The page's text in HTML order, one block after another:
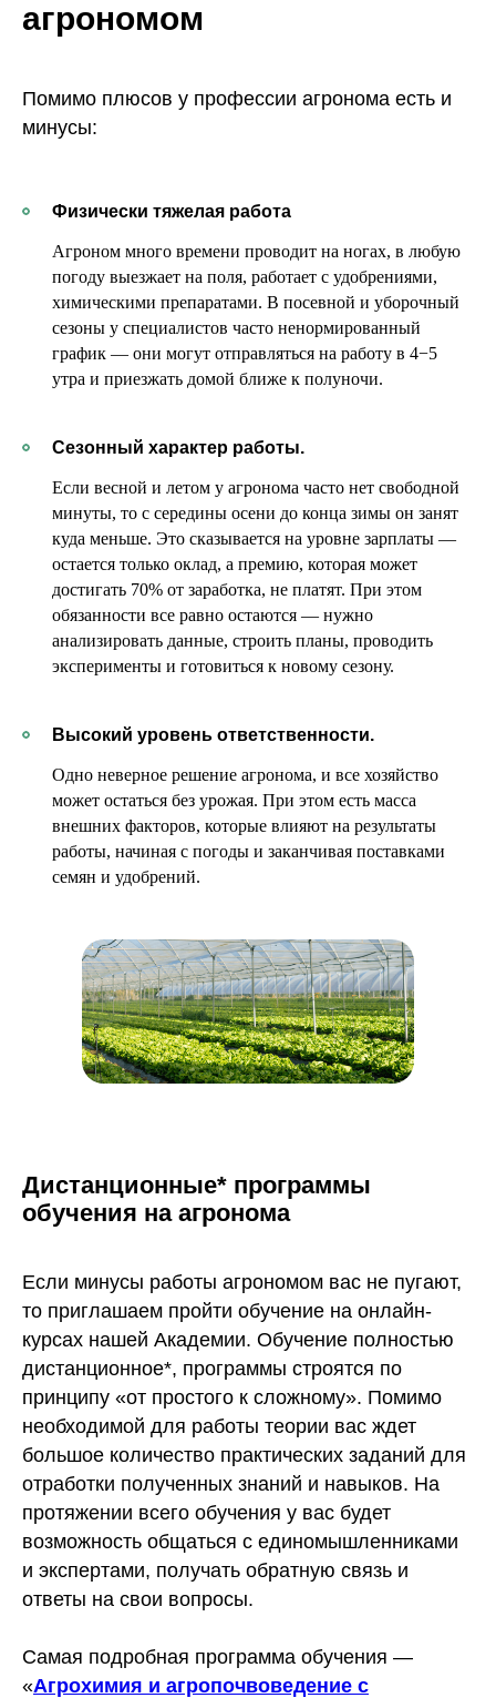
агрономом
Помимо плюсов у профессии агронома есть и
минусы:
Физически тяжелая работа
Агроном много времени проводит на ногах, в любую
погоду выезжает на поля, работает с удобрениями,
химическими препаратами. В посевной и уборочный
сезоны у специалистов часто ненормированный
график — они могут отправляться на работу в 4−5
утра и приезжать домой ближе к полуночи.
Сезонный характер работы.
Если весной и летом у агронома часто нет свободной
минуты, то с середины осени до конца зимы он занят
куда меньше. Это сказывается на уровне зарплаты —
остается только оклад, а премию, которая может
достигать 70% от заработка, не платят. При этом
обязанности все равно остаются — нужно
анализировать данные, строить планы, проводить
эксперименты и готовиться к новому сезону.
Высокий уровень ответственности.
Одно неверное решение агронома, и все хозяйство
может остаться без урожая. При этом есть масса
внешних факторов, которые влияют на результаты
работы, начиная с погоды и заканчивая поставками
семян и удобрений.
Дистанционные* программы
обучения на агронома
Если минусы работы агрономом вас не пугают,
то приглашаем пройти обучение на онлайн-
курсах нашей Академии. Обучение полностью
дистанционное*, программы строятся по
принципу «от простого к сложному». Помимо
необходимой для работы теории вас ждет
большое количество практических заданий для
отработки полученных знаний и навыков. На
протяжении всего обучения у вас будет
возможность общаться с единомышленниками
и экспертами, получать обратную связь и
ответы на свои вопросы.
Самая подробная программа обучения —
«Агрохимия и агропочвоведение с